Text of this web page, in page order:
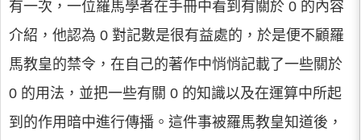
有一次，一位羅馬學者在手冊中看到有關於 0 的內容
介紹，他認為 0 對記數是很有益處的，於是便不顧羅
馬教皇的禁令，在自己的著作中悄悄記載了一些關於
0 的用法，並把一些有關 0 的知識以及在運算中所起
到的作用暗中進行傳播。這件事被羅馬教皇知道後，